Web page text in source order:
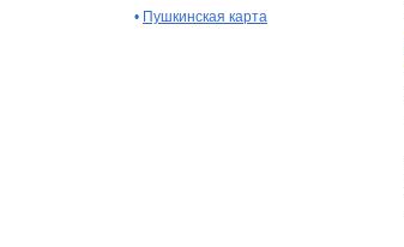
• Пушкинская карта